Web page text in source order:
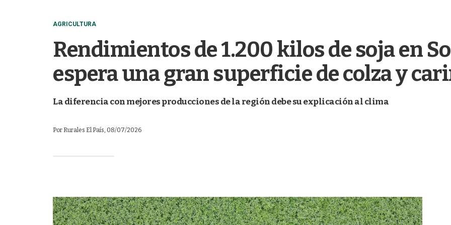
AGRICULTURA
Rendimientos de 1.200 kilos de soja en
espera una gran superficie de colza y
La diferencia con mejores producciones de la región debe su explicación al clima
Por Rurales El País, 08/07/2026